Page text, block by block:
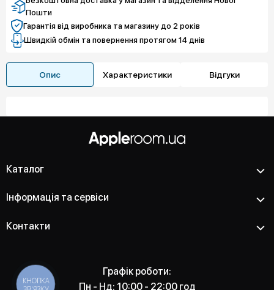
Пошти
Гарантія від виробника та магазину до 2 років
Швидкій обмін та повернення протягом 14 днів
Опис Характеристики Відгуки
Каталог
Інформація та сервіси
Контакти
Графік роботи:
Пн - Нд: 10:00 - 22:00 год
КНОПКА